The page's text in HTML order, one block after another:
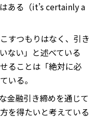
ある（it’s certainly a
すつもりはなく、引き
ない」と述べている
ることは「絶対に必
いる。
金融引き締めを通じて
を得たいと考えている